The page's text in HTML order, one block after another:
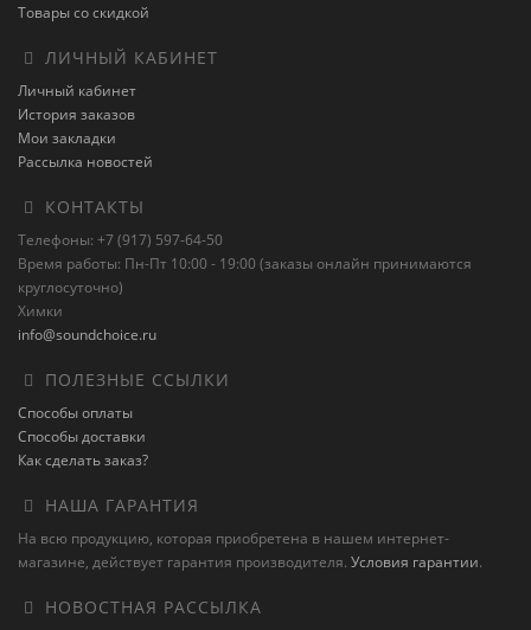
Товары со скидкой
ЛИЧНЫЙ КАБИНЕТ
Личный кабинет
История заказов
Мои закладки
Рассылка новостей
КОНТАКТЫ
Телефоны: +7 (917) 597-64-50
Время работы: Пн-Пт 10:00 - 19:00 (заказы онлайн принимаются
круглосуточно)
Химки
info@soundchoice.ru
ПОЛЕЗНЫЕ ССЫЛКИ
Способы оплаты
Способы доставки
Как сделать заказ?
НАША ГАРАНТИЯ
На всю продукцию, которая приобретена в нашем интернет-
магазине, действует гарантия производителя. Условия гарантии.
НОВОСТНАЯ РАССЫЛКА